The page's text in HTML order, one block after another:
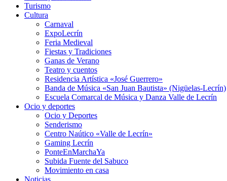
Turismo
Cultura
Carnaval
ExpoLecrín
Feria Medieval
Fiestas y Tradiciones
Ganas de Verano
Teatro y cuentos
Residencia Artística «José Guerrero»
Banda de Música «San Juan Bautista» (Nigüelas-Lecrín)
Escuela Comarcal de Música y Danza Valle de Lecrín
Ocio y deportes
Ocio y Deportes
Senderismo
Centro Naútico «Valle de Lecrín»
Gaming Lecrín
PonteEnMarchaYa
Subida Fuente del Sabuco
Movimiento en casa
Noticias